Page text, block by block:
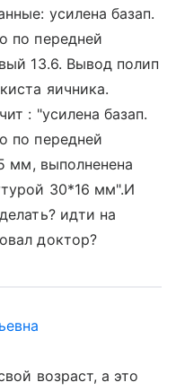
усилена базап.
по передней
13.6. Вывод полип
яичника.
: "усилена базап.
по передней
мм, выполненена
30*16 мм".И
идти на
доктор?
возраст, а это